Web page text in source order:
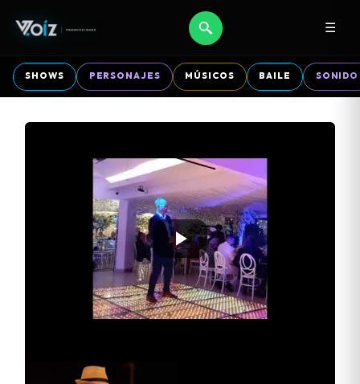
☰
SHOWS PERSONAJES MÚSICOS BAILE SONIDO